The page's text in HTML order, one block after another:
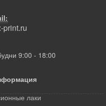
print.ru
9:00 - 18:00
лаки